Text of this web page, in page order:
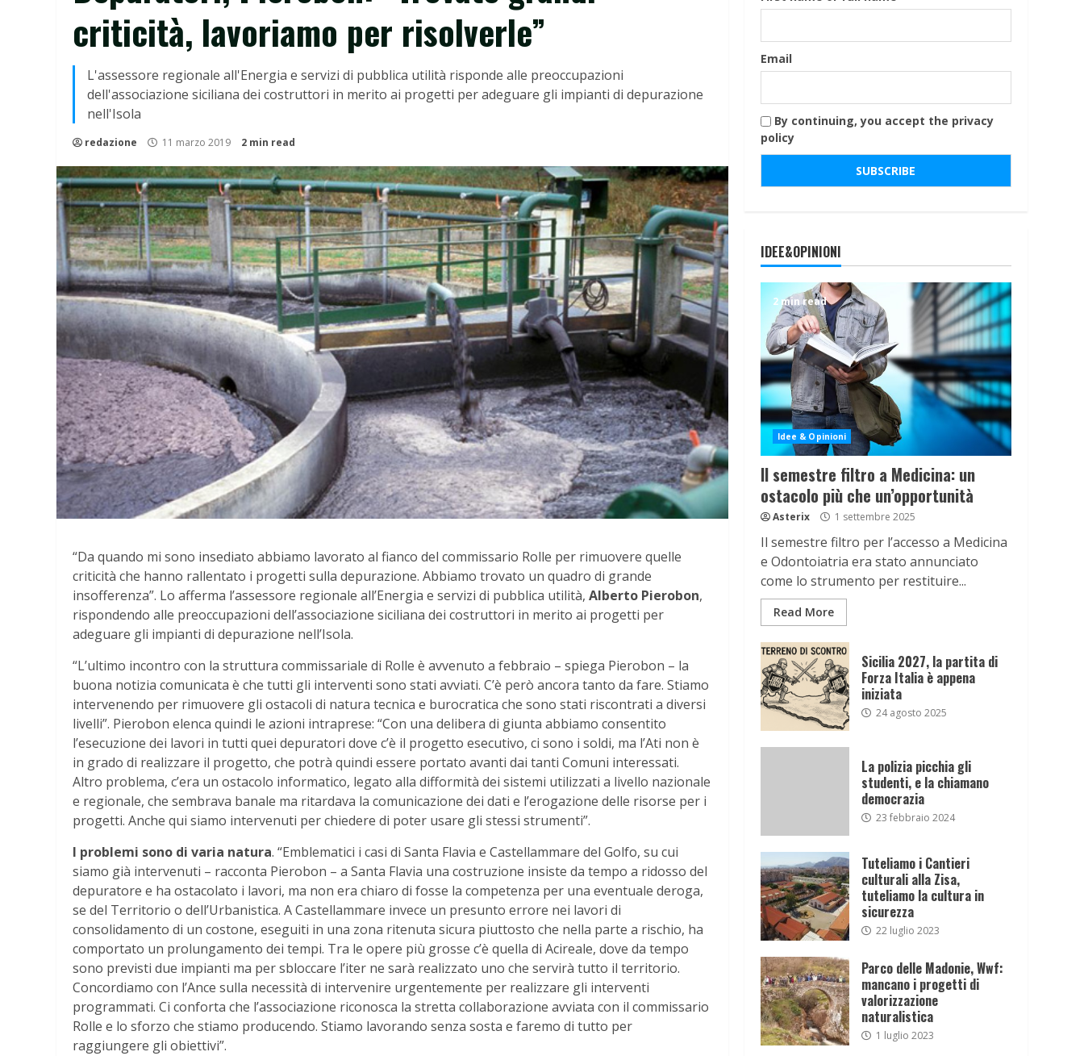
criticità, lavoriamo per risolverle”
L'assessore regionale all'Energia e servizi di pubblica utilità risponde alle preoccupazioni
dell'associazione siciliana dei costruttori in merito ai progetti per adeguare gli impianti di depurazione
nell'Isola
redazione 11 marzo 2019 2 min read
“Da quando mi sono insediato abbiamo lavorato al fianco del commissario Rolle per rimuovere quelle
criticità che hanno rallentato i progetti sulla depurazione. Abbiamo trovato un quadro di grande
insofferenza”. Lo afferma l’assessore regionale all’Energia e servizi di pubblica utilità, Alberto Pierobon,
rispondendo alle preoccupazioni dell’associazione siciliana dei costruttori in merito ai progetti per
adeguare gli impianti di depurazione nell’Isola.
“L’ultimo incontro con la struttura commissariale di Rolle è avvenuto a febbraio – spiega Pierobon – la
buona notizia comunicata è che tutti gli interventi sono stati avviati. C’è però ancora tanto da fare. Stiamo
intervenendo per rimuovere gli ostacoli di natura tecnica e burocratica che sono stati riscontrati a diversi
livelli”. Pierobon elenca quindi le azioni intraprese: “Con una delibera di giunta abbiamo consentito
l’esecuzione dei lavori in tutti quei depuratori dove c’è il progetto esecutivo, ci sono i soldi, ma l’Ati non è
in grado di realizzare il progetto, che potrà quindi essere portato avanti dai tanti Comuni interessati.
Altro problema, c’era un ostacolo informatico, legato alla difformità dei sistemi utilizzati a livello nazionale
e regionale, che sembrava banale ma ritardava la comunicazione dei dati e l’erogazione delle risorse per i
progetti. Anche qui siamo intervenuti per chiedere di poter usare gli stessi strumenti”.
I problemi sono di varia natura. “Emblematici i casi di Santa Flavia e Castellammare del Golfo, su cui
siamo già intervenuti – racconta Pierobon – a Santa Flavia una costruzione insiste da tempo a ridosso del
depuratore e ha ostacolato i lavori, ma non era chiaro di fosse la competenza per una eventuale deroga,
se del Territorio o dell’Urbanistica. A Castellammare invece un presunto errore nei lavori di
consolidamento di un costone, eseguiti in una zona ritenuta sicura piuttosto che nella parte a rischio, ha
comportato un prolungamento dei tempi. Tra le opere più grosse c’è quella di Acireale, dove da tempo
sono previsti due impianti ma per sbloccare l’iter ne sarà realizzato uno che servirà tutto il territorio.
Concordiamo con l’Ance sulla necessità di intervenire urgentemente per realizzare gli interventi
programmati. Ci conforta che l’associazione riconosca la stretta collaborazione avviata con il commissario
Rolle e lo sforzo che stiamo producendo. Stiamo lavorando senza sosta e faremo di tutto per
raggiungere gli obiettivi”.
Email
By continuing, you accept the privacy
policy
IDEE&OPINIONI
2 min read
Idee & Opinioni
Il semestre filtro a Medicina: un
ostacolo più che un’opportunità
Asterix 1 settembre 2025
Il semestre filtro per l’accesso a Medicina
e Odontoiatria era stato annunciato
come lo strumento per restituire...
Read More
Sicilia 2027, la partita di
Forza Italia è appena
iniziata
24 agosto 2025
La polizia picchia gli
studenti, e la chiamano
democrazia
23 febbraio 2024
Tuteliamo i Cantieri
culturali alla Zisa,
tuteliamo la cultura in
sicurezza
22 luglio 2023
Parco delle Madonie, Wwf:
mancano i progetti di
valorizzazione
naturalistica
1 luglio 2023